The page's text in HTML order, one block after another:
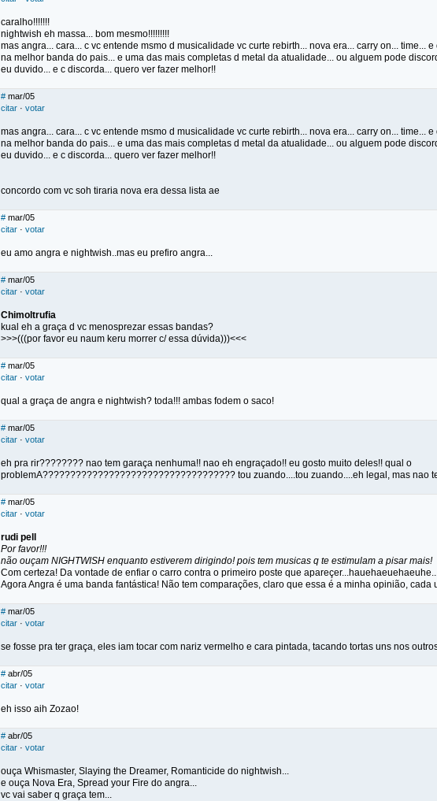
caralho!!!!!!!
nightwish eh massa... bom mesmo!!!!!!!!!
mas angra... cara... c vc entende msmo d musicalidade vc curte rebirth... nova era... carry on... time...
na melhor banda do pais... e uma das mais completas d metal da atualidade... ou alguem pode
eu duvido... e c discorda... quero ver fazer melhor!!
# mar/05
citar · votar
mas angra... cara... c vc entende msmo d musicalidade vc curte rebirth... nova era... carry on... time...
na melhor banda do pais... e uma das mais completas d metal da atualidade... ou alguem pode
eu duvido... e c discorda... quero ver fazer melhor!!
concordo com vc soh tiraria nova era dessa lista ae
# mar/05
citar · votar
eu amo angra e nightwish..mas eu prefiro angra...
# mar/05
citar · votar
Chimoltrufia
kual eh a graça d vc menosprezar essas bandas?
>>>(((por favor eu naum keru morrer c/ essa dúvida)))<<<
# mar/05
citar · votar
qual a graça de angra e nightwish? toda!!! ambas fodem o saco!
# mar/05
citar · votar
eh pra rir???????? nao tem garaça nenhuma!! nao eh engraçado!! eu gosto muito deles!! qual o
problemA??????????????????????????????????? tou zuando....tou zuando....eh legal, mas nao
# mar/05
citar · votar
rudi pell
Por favor!!!
não ouçam NIGHTWISH enquanto estiverem dirigindo! pois tem musicas q te estimulam a pisar mais!
Com certeza! Da vontade de enfiar o carro contra o primeiro poste que
Agora Angra é uma banda fantástica! Não tem comparações, claro que essa é a minha opinião, cada
# mar/05
citar · votar
se fosse pra ter graça, eles iam tocar com nariz vermelho e cara pintada, tacando tortas uns nos
# abr/05
citar · votar
eh isso aih Zozao!
# abr/05
citar · votar
ouça Whismaster, Slaying the Dreamer, Romanticide do nightwish...
e ouça Nova Era, Spread your Fire do angra...
vc vai saber q graça tem...